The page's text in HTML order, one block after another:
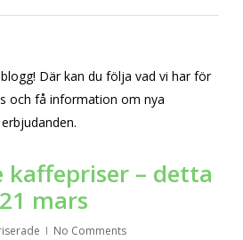
Där kan du följa vad vi har för
och få information om nya
kaffepriser – detta
mars
No Comments